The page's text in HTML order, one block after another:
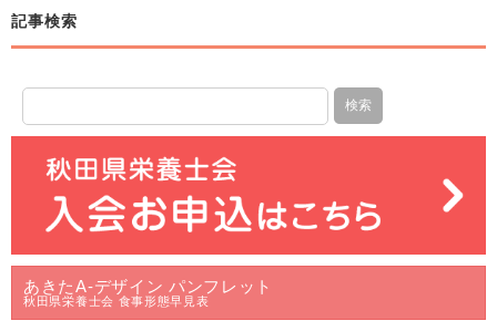
記事検索
あきたA-デザイン パンフレット
秋田県栄養士会 食事形態早見表